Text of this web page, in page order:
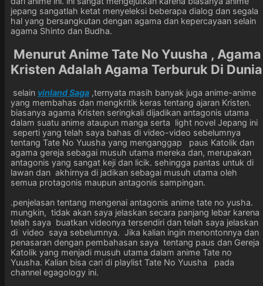
jepang sangatlah ketat menyeleksi beberapa dialog dan segala
hal yang bersangkutan dengan agama dan kepercayaan selain
agama Shinto dan Budha.
Menurut Anime Tate No Yuusha , Agama
Kristen Adalah Agama Terburuk Di Dunia
selain vinland Saga ,ternyata masih banyak juga anime-anime
yang membahas dan mengkritik keras tentang ajaran Kristen.
biasanya agama Kristen seringkali dijadikan antagonis utama
dalam suatu anime ataupun manga serta light novel Jepang ini
seperti yang telah saya bahas di video-video sebelumnya
tentang Tate No Yuusha yang menganggap paus Katolik dan
agama gereja sebagai musuh utama mereka dan, merupakan
antagonis yang sangat keji dan licik. sehingga pantas untuk di
lawan dan akhirnya di jadikan sebagai musuh utama oleh
semua protagonis maupun antagonis sampingan.
.penjelasan tentang mengenai antagonis anime tate no yusha.
mungkin, tidak akan saya jelaskan secara panjang lebar karena
telah saya buatkan videonya tersendiri dan telah saya jelaskan
di video saya sebelumnya. Jika kalian ingin menontonnya dan
penasaran dengan pembahasan saya tentang paus dan Gereja
Katolik yang menjadi musuh utama dalam anime Tate no
Yuusha. Kalian bisa cari di playlist Tate No Yuusha pada
channel egagology ini.